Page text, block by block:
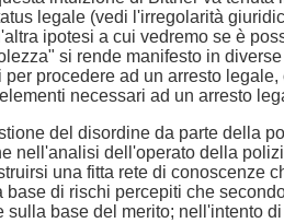
legale (vedi l'irregolarità
ipotesi a cui vedremo se è
si rende manifesto in
procedere ad un arresto
necessari ad un arresto
del disordine da parte della
nell'analisi dell'operato della
una fitta rete di
di rischi percepiti che
base del merito; nell'intento